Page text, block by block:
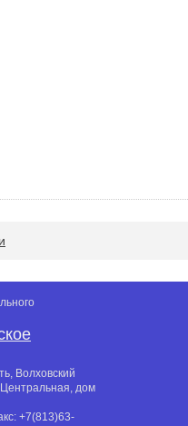
Волховский
дом
+7(813)63-